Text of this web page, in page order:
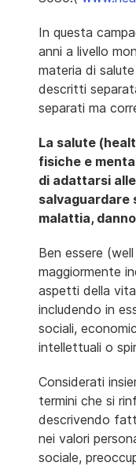
In questa
anni a livello
materia di
descritti
separati ma
La salute
fisiche e
di adattarsi
salvaguardare
malattia,
Ben essere
maggiormente
aspetti della
includendo in
sociali,
intellettuali o
Considerati
termini che si
descrivendo
nei valori
sociale,